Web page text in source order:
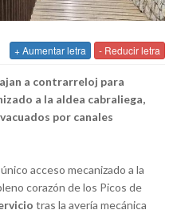
+ Aumentar letra - Reducir letra
a contrarreloj para
a la aldea cabraliega,
por canales
acceso mecanizado a la
corazón de los Picos de
tras la avería mecánica